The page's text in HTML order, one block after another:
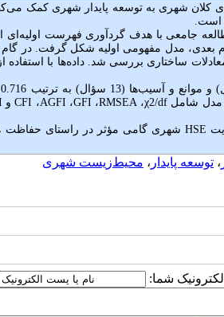
شهری به توسعه پایدار شهری کمک
است.
انجام شد. در گام اول، مطالعه جامعی با هدف گردآوری
مدل مفهومی اولیه شکل گرفت. در
ساختاری بررسی شد. داده‌ها با استفاده
χ2/df، RMSEA، GFI، AGFI، CFIو
HSE شهری گامی مؤثر در راستای حفاظت
، توسعه پایدار ، محیط‌زیست شهری
شما: